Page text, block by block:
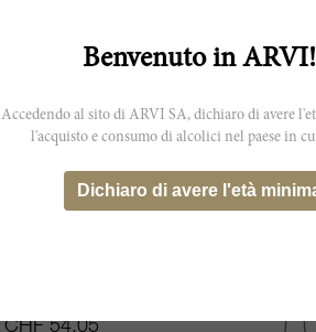
CHF 54.05
Benvenuto in ARVI!
Accedendo al sito di ARVI SA, dichiaro di avere
l'acquisto e consumo di alcolici nel paese in
Dichiaro di avere l'età